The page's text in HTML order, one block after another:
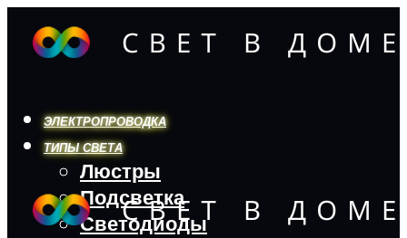
ЭЛЕКТРОПРОВОДКА
ТИПЫ СВЕТА
Люстры
Подсветка
Светодиоды